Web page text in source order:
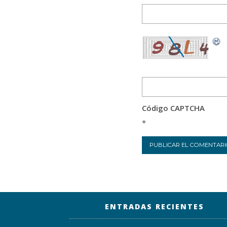
Código CAPTCHA
*
ENTRADAS RECIENTES